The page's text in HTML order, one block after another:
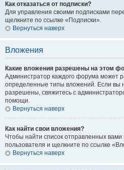
Как отказаться от подписки?
Для управления своими подписками
щелкните по ссылке «Подписки».
Вернуться наверх
Вложения
Какие вложения разрешены на этом
Администратор каждого форума может
определенные типы вложений. Если вы
разрешены, свяжитесь с
помощи.
Вернуться наверх
Как найти свои вложения?
Чтобы найти список отправленных
пользователя и щелкните по ссылке
Вернуться наверх